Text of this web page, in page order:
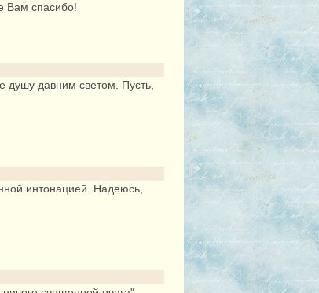
Вам спасибо!
душу давним светом. Пусть,
интонацией. Надеюсь,